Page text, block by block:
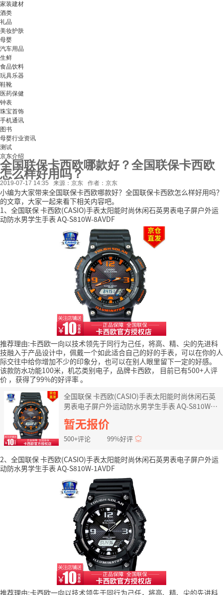
家装建材
酒类
礼品
美妆护肤
母婴
汽车用品
生鲜
食品饮料
玩具乐器
鞋靴
医药保健
钟表
珠宝首饰
手机通讯
图书
母婴行业资讯
测试
京东介绍
全国联保卡西欧哪款好？全国联保卡西欧
怎么样好用吗？
2019-07-17 14:35 来源：京东 作者：京东
小编为大家带来全国联保卡西欧哪款好？全国联保卡西欧怎么样好用吗？
的文章，大家一起来看下相关内容吧。
1、全国联保 卡西欧(CASIO)手表太阳能时尚休闲石英男表电子屏户外运
动防水男学生手表 AQ-S810W-8AVDF
推荐理由:卡西欧一向以技术领先于同行为己任，将高、精、尖的先进科
技融入于产品设计中，佩戴一个如此适合自己的好的手表，可以在你的人
际交往中给你增加不少的印象分，也可以在别人眼里留下一定的好感。
该款防水功能100米，机芯类别电子，品牌卡西欧，
目前已有500+人评
价 ，获得了99%的好评率。
全国联保 卡西欧(CASIO)手表太阳能时尚休闲石英
男表电子屏户外运动防水男学生手表 AQ-S810W-
8AVDF
暂无报价
500+评论 99%好评
2、全国联保 卡西欧(CASIO)手表太阳能时尚休闲石英男表电子屏户外运
动防水男学生手表 AQ-S810W-1AVDF
推荐理由:卡西欧一向以技术领先于同行为己任，将高、精、尖的先进科